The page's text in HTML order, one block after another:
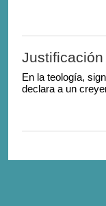
Justificación
En la teología,
declara a un